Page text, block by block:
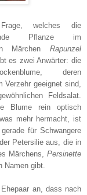
welches die
Pflanze im
Märchen Rapunzel
es zwei Anwärter: die
deren
Verzehr geeignet sind,
Feldsalat.
Blume rein optisch
mehr hermacht, ist
für Schwangere
Petersilie aus, die in
Märchens, Persinette
Namen gibt.
an, dass nach